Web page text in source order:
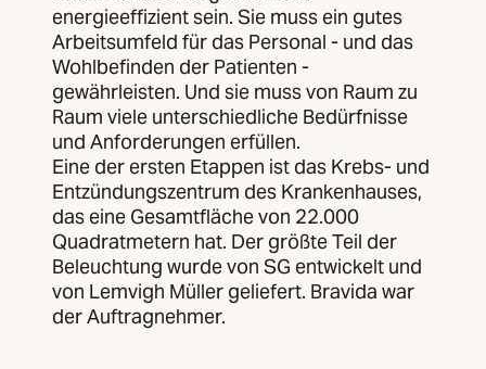
energieeffizient sein. Sie muss ein gutes
Arbeitsumfeld für das Personal - und das
Wohlbefinden der Patienten -
gewährleisten. Und sie muss von Raum zu
Raum viele unterschiedliche Bedürfnisse
und Anforderungen erfüllen.
Eine der ersten Etappen ist das Krebs- und
Entzündungszentrum des Krankenhauses,
das eine Gesamtfläche von 22.000
Quadratmetern hat. Der größte Teil der
Beleuchtung wurde von SG entwickelt und
von Lemvigh Müller geliefert. Bravida war
der Auftragnehmer.